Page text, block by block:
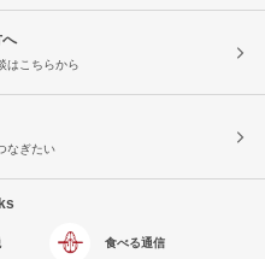
はこちらから
なぎたい
食べる通信